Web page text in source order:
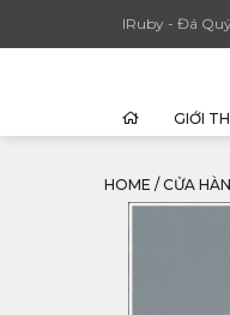
IRuby - Đá
GIỚI
HOME / CỬA